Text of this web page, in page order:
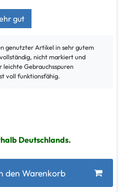
gut
genutzter Artikel in sehr gutem
nicht markiert und
leichte Gebrauchsspuren
voll funktionsfähig.
Deutschlands.
den Warenkorb